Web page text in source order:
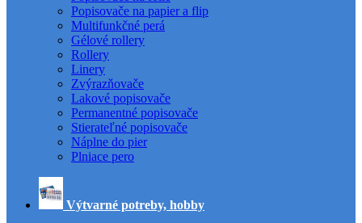
Popisovače na papier a flip
Multifunkčné perá
Gélové rollery
Rollery
Linery
Zvýrazňovače
Lakové popisovače
Permanentné popisovače
Stierateľné popisovače
Náplne do pier
Plniace pero
Výtvarné potreby, hobby